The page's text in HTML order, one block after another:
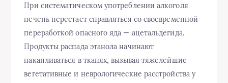
При систематическом употреблении алкоголя
печень перестает справляться со своевременной
переработкой опасного яда — ацетальдегида.
Продукты распада этанола начинают
накапливаться в тканях, вызывая тяжелейшие
вегетативные и неврологические расстройства у